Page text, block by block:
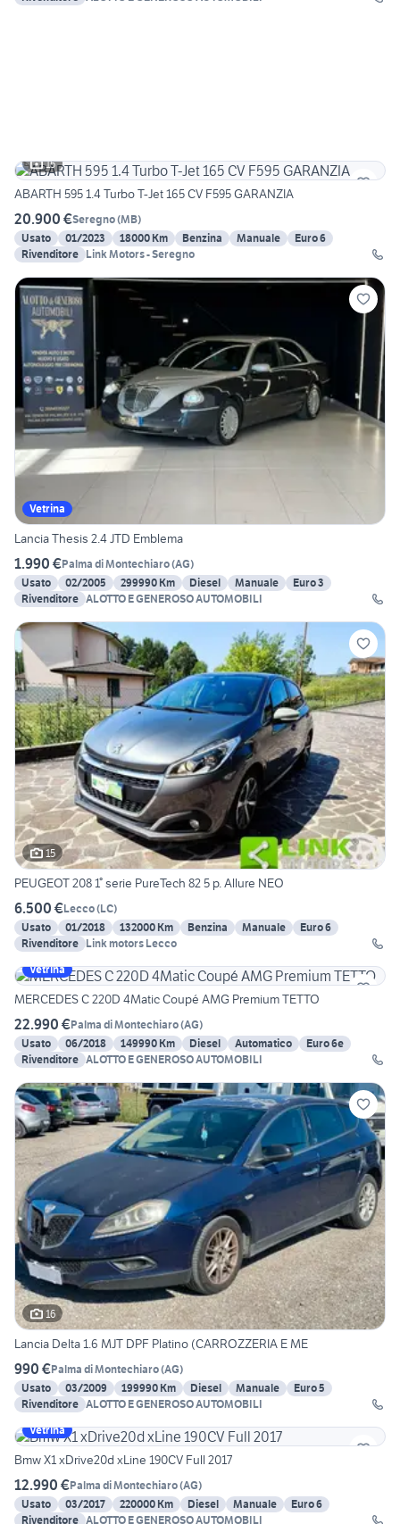
15
ABARTH 595 1.4 Turbo T-Jet 165 CV F595 GARANZIA
20.900 €Seregno(MB)
Usato
01/2023 18000 Km Benzina Manuale
Euro 6
Rivenditore Link Motors - Seregno
Vetrina
Lancia Thesis 2.4 JTD Emblema
1.990 €Palma di Montechiaro(AG)
Usato
02/2005 299990 Km Diesel Manuale
Euro 3
Rivenditore ALOTTO E GENEROSO AUTOMOBILI
15
PEUGEOT 208 1° serie PureTech 82 5 p. Allure NEO
6.500 €Lecco(LC)
Usato
01/2018 132000 Km Benzina Manuale
Euro 6
Rivenditore Link motors Lecco
Vetrina
MERCEDES C 220D 4Matic Coupé AMG Premium TETTO
22.990 €Palma di Montechiaro(AG)
Usato
06/2018 149990 Km Diesel Automatico
Euro 6e
Rivenditore ALOTTO E GENEROSO AUTOMOBILI
16
Lancia Delta 1.6 MJT DPF Platino (CARROZZERIA E ME
990 €Palma di Montechiaro(AG)
Usato
03/2009 199990 Km Diesel Manuale
Euro 5
Rivenditore ALOTTO E GENEROSO AUTOMOBILI
Vetrina
Bmw X1 xDrive20d xLine 190CV Full 2017
12.990 €Palma di Montechiaro(AG)
Usato
03/2017 220000 Km Diesel Manuale
Euro 6
Rivenditore ALOTTO E GENEROSO AUTOMOBILI